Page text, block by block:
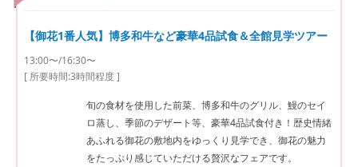
【御花1番人気】博多和牛など豪華4品試食＆全館見学ツアー
13:00〜/16:30〜
[ 所要時間:3時間程度]
旬の食材を使用した前菜、博多和牛のグリル、鰻のセイ
ロ蒸し、季節のデザート等、豪華4品試食付き！歴史情緒
あふれる御花の敷地内をゆっくり見学でき、御花の魅力
をたっぷり感じていただける贅沢なフェアです。